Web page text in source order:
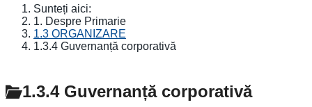
Sunteți aici:
1. Despre Primarie
1.3 ORGANIZARE
1.3.4 Guvernanță corporativă
1.3.4 Guvernanță corporativă